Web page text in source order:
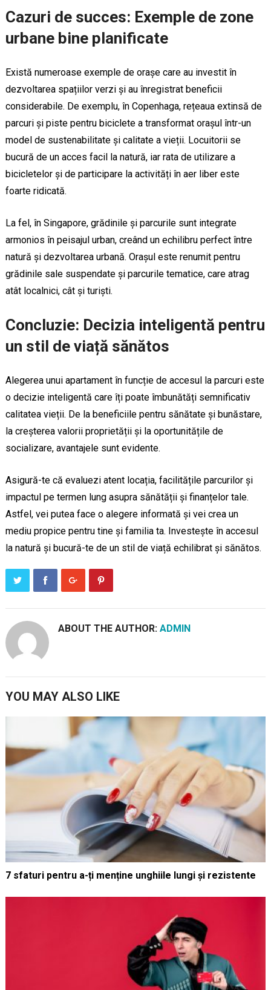
Cazuri de succes: Exemple de zone
urbane bine planificate
Există numeroase exemple de orașe care au investit în
dezvoltarea spațiilor verzi și au înregistrat beneficii
considerabile. De exemplu, în Copenhaga, rețeaua extinsă de
parcuri și piste pentru biciclete a transformat orașul într-un
model de sustenabilitate și calitate a vieții. Locuitorii se
bucură de un acces facil la natură, iar rata de utilizare a
bicicletelor și de participare la activități în aer liber este
foarte ridicată.
La fel, în Singapore, grădinile și parcurile sunt integrate
armonios în peisajul urban, creând un echilibru perfect între
natură și dezvoltarea urbană. Orașul este renumit pentru
grădinile sale suspendate și parcurile tematice, care atrag
atât localnici, cât și turiști.
Concluzie: Decizia inteligentă pentru
un stil de viață sănătos
Alegerea unui apartament în funcție de accesul la parcuri este
o decizie inteligentă care îți poate îmbunătăți semnificativ
calitatea vieții. De la beneficiile pentru sănătate și bunăstare,
la creșterea valorii proprietății și la oportunitățile de
socializare, avantajele sunt evidente.
Asigură-te că evaluezi atent locația, facilitățile parcurilor și
impactul pe termen lung asupra sănătății și finanțelor tale.
Astfel, vei putea face o alegere informată și vei crea un
mediu propice pentru tine și familia ta. Investește în accesul
la natură și bucură-te de un stil de viață echilibrat și sănătos.
ABOUT THE AUTHOR: ADMIN
YOU MAY ALSO LIKE
7 sfaturi pentru a-ți menține unghiile lungi și rezistente